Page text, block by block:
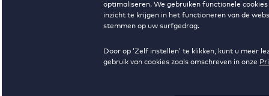
optimaliseren. We gebruiken functionele
inzicht te krijgen in het functioneren van de
stemmen op uw surfgedrag.
Door op ‘Zelf instellen’ te klikken, kunt u meer
gebruik van cookies zoals omschreven in onze
Huren op maat